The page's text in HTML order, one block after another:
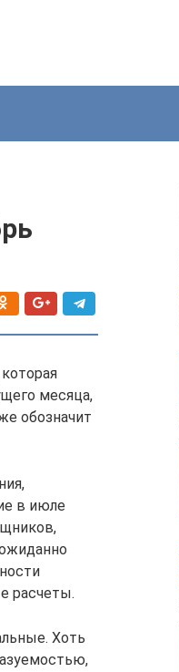
месяца,
обозначит
в июле
расчеты.
Хоть